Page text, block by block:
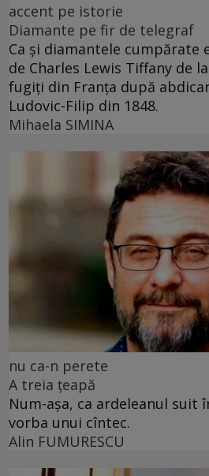
accent pe istorie
Diamante pe fir de telegraf
Ca și diamantele cumpărate
de Charles Lewis Tiffany de
fugiți din Franța după
Ludovic-Filip din 1848.
Mihaela SIMINA
nu ca-n perete
A treia țeapă
Num-așa, ca ardeleanul suit
vorba unui cîntec.
Alin FUMURESCU